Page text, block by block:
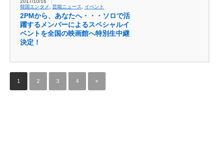
韓国エンタメ
芸能ニュース イベント
2PMから、あなたへ・・・ソロで活
躍するメンバーによるスペシャルイ
ベントを全国の映画館へ特別生中継
決定！
1 2 3 4 »